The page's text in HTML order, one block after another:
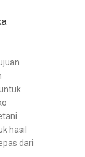
hasil
dari